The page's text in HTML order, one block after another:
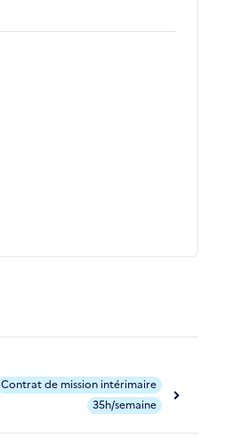
Contrat de mission intérimaire
35h/semaine